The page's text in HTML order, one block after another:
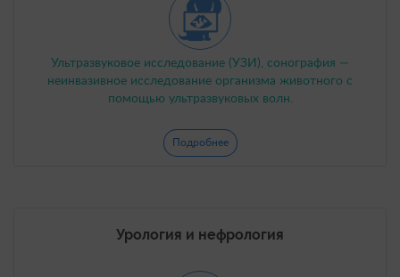
Ультразвуковое исследование (УЗИ), сонография —
неинвазивное исследование организма животного с
помощью ультразвуковых волн.
Подробнее
Урология и нефрология